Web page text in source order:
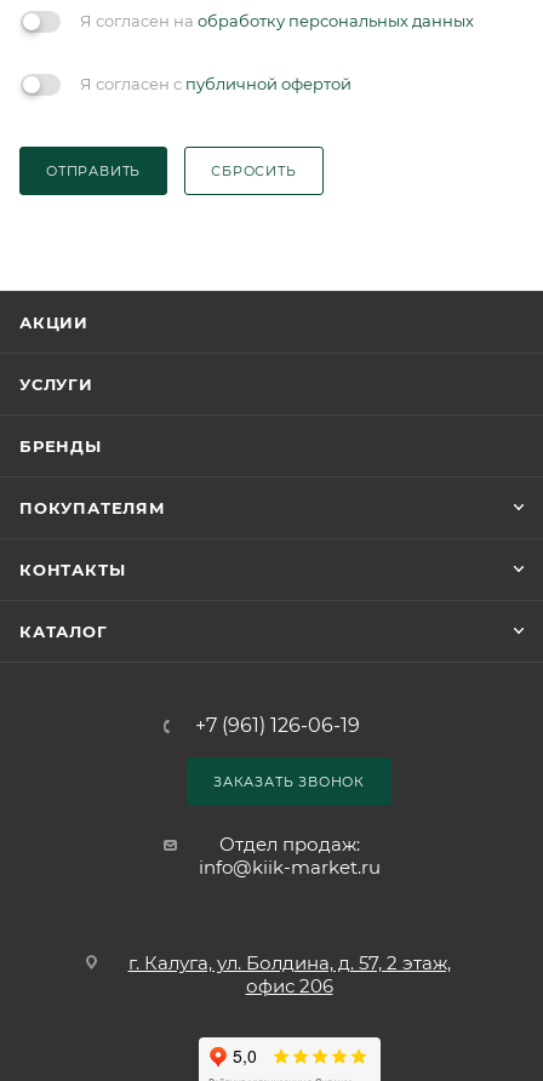
Я согласен на обработку персональных данных
Я согласен с публичной офертой
ОТПРАВИТЬ СБРОСИТЬ
АКЦИИ
УСЛУГИ
БРЕНДЫ
ПОКУПАТЕЛЯМ
КОНТАКТЫ
КАТАЛОГ
+7 (961) 126-06-19
ЗАКАЗАТЬ ЗВОНОК
Отдел продаж:
info@kiik-market.ru
г. Калуга, ул. Болдина, д. 57, 2 этаж,
офис 206